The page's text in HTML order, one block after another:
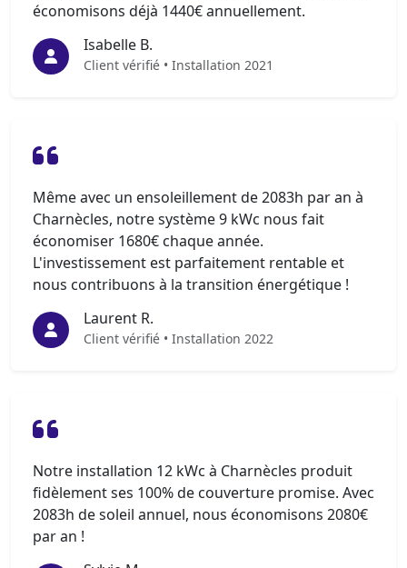
économisons déjà 1440€ annuellement.
Isabelle B.
Client vérifié • Installation 2021
Même avec un ensoleillement de 2083h par an à
Charnècles, notre système 9 kWc nous fait
économiser 1680€ chaque année.
L'investissement est parfaitement rentable et
nous contribuons à la transition énergétique !
Laurent R.
Client vérifié • Installation 2022
Notre installation 12 kWc à Charnècles produit
fidèlement ses 100% de couverture promise. Avec
2083h de soleil annuel, nous économisons 2080€
par an !